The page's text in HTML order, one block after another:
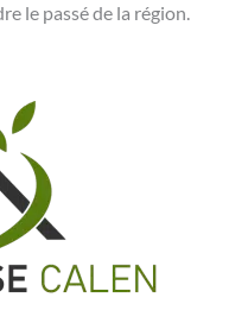
le passé de la région.